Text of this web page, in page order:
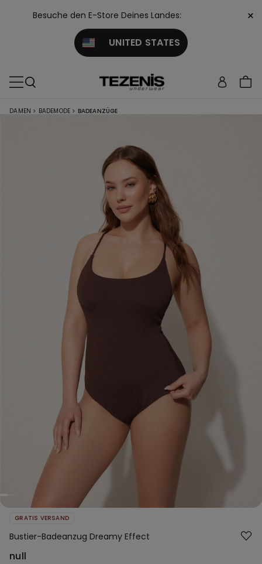
Besuche den E-Store Deines Landes:
UNITED STATES
×
DAMEN > BADEMODE > BADEANZÜGE
GRATIS VERSAND
Bustier-Badeanzug Dreamy Effect
null